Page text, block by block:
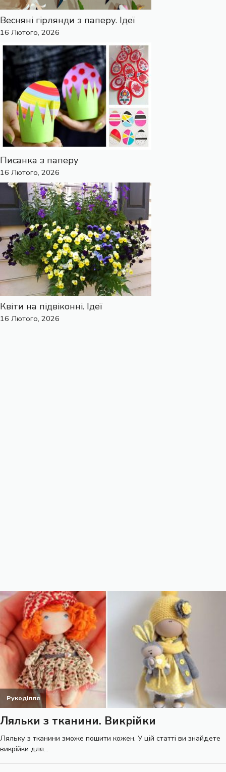
Весняні гірлянди з паперу. Ідеї
16 Лютого, 2026
Писанка з паперу
16 Лютого, 2026
Квіти на підвіконні. Ідеї
16 Лютого, 2026